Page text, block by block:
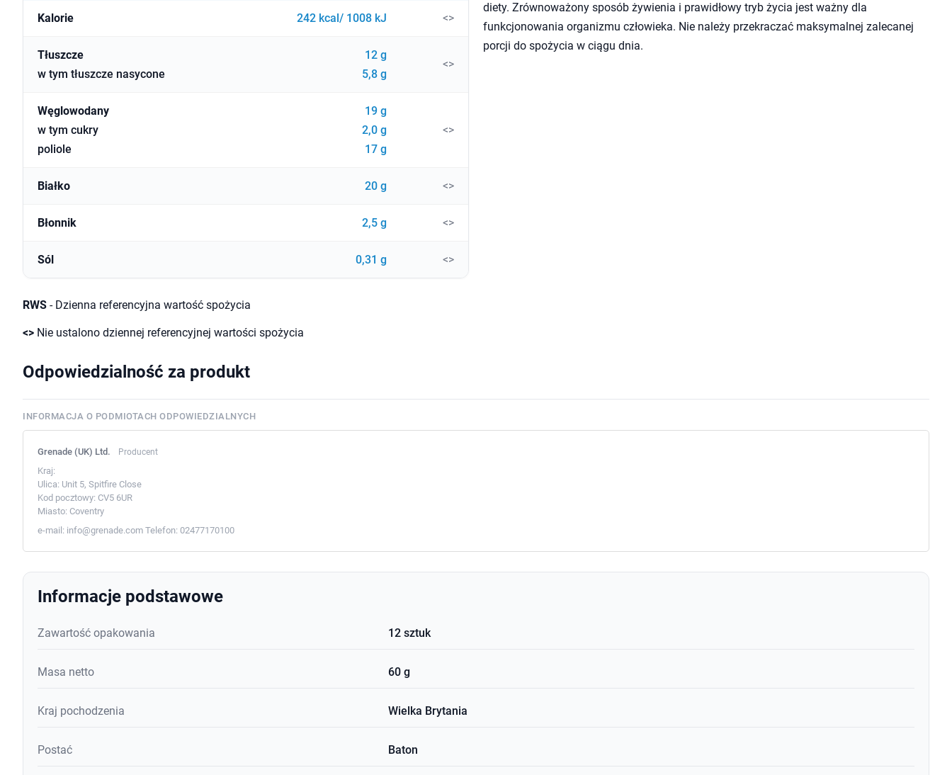
Kalorie 242 kcal/ 1008 kJ <>
Tłuszcze
w tym tłuszcze nasycone
12 g
5,8 g
<>
Węglowodany
w tym cukry
poliole
19 g
2,0 g
17 g
<>
Białko 20 g <>
Błonnik 2,5 g <>
Sól 0,31 g <>
RWS - Dzienna referencyjna wartość spożycia
<> Nie ustalono dziennej referencyjnej wartości spożycia
diety. Zrównoważony sposób żywienia i prawidłowy tryb życia jest ważny dla
funkcjonowania organizmu człowieka. Nie należy przekraczać maksymalnej zalecanej
porcji do spożycia w ciągu dnia.
Odpowiedzialność za produkt
INFORMACJA O PODMIOTACH ODPOWIEDZIALNYCH
Grenade (UK) Ltd. Producent
Kraj:
Ulica: Unit 5, Spitfire Close
Kod pocztowy: CV5 6UR
Miasto: Coventry
e-mail: info@grenade.com Telefon: 02477170100
Informacje podstawowe
Zawartość opakowania 12 sztuk
Masa netto 60 g
Kraj pochodzenia Wielka Brytania
Postać Baton